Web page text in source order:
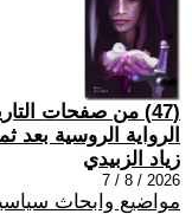
(47) من صفحات
الرواية الروسية بعد
زياد الزبيدي
2026 / 8 / 7
مواضيع وابحاث